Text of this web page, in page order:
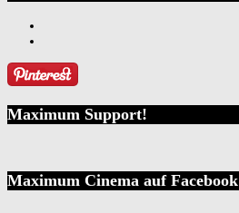
Maximum Support!
Maximum Cinema auf Facebook